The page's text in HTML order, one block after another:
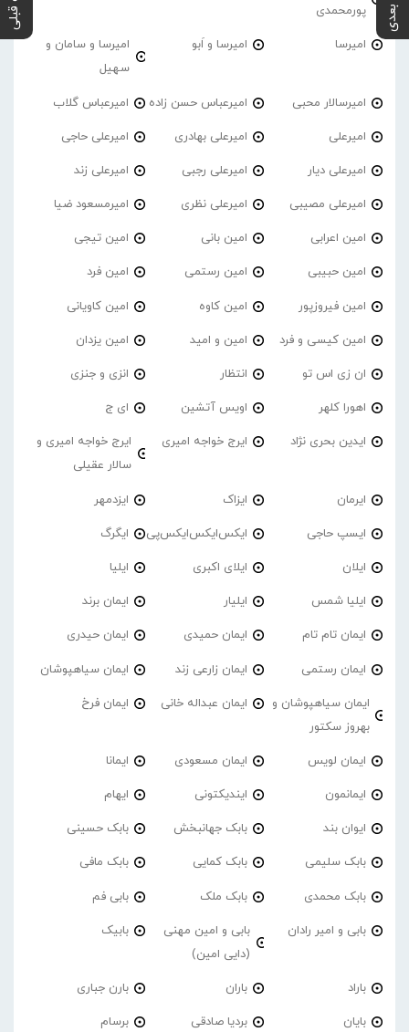
پورمحمدی
امیرسا امیرسا و اَبو
امیرسا و سامان و
سهیل
امیرسالار محبی امیرعباس حسن زاده امیرعباس گلاب
امیرعلی امیرعلی بهادری امیرعلی حاجی
امیرعلی دیار امیرعلی رجبی امیرعلی زند
امیرعلی مصیبی امیرعلی نظری امیرمسعود ضیا
امین اعرابی امین بانی امین تیجی
امین حبیبی امین رستمی امین فرد
امین فیروزپور امین کاوه امین کاویانی
امین کیسی و فرد امین و امید امین یزدان
ان زی اس تو انتظار انزی و جنزی
اهورا کلهر اویس آتشین ای ج
ایدین بحری نژاد ایرج خواجه امیری
ایرج خواجه امیری و
سالار عقیلی
ایرمان ایزاک ایزدمهر
ایسپ حاجی ایکس‌ایکس‌ایکس‌پی ایگرگ
ایلان ایلای اکبری ایلیا
ایلیا شمس ایلیار ایمان برند
ایمان تام تام ایمان حمیدی ایمان حیدری
ایمان رستمی ایمان زارعی زند ایمان سیاهپوشان
ایمان سیاهپوشان و
بهروز سکتور
ایمان عبداله خانی ایمان فرخ
ایمان لویس ایمان مسعودی ایمانا
ایمانمون ایندیکتونی ایهام
ایوان بند بابک جهانبخش بابک حسینی
بابک سلیمی بابک کمایی بابک مافی
بابک محمدی بابک ملک بابی فم
بابی و امیر رادان
بابی و امین مهنی
(دایی امین)
بابیک
باراد باران بارن جباری
بایان بردیا صادقی برسام